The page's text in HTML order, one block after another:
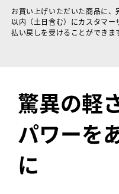
お買い上げいただいた商品に
以内（土日含む）にカスタマ
払い戻しを受けることができま
驚異の軽
パワーを
に